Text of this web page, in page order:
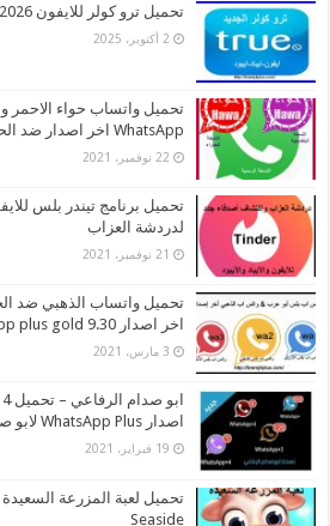
تحميل ترو كولر للايفون 2026 True Caller iphone
2 أكتوبر، 2025
WhatsApp اخر اصدار ضد الحظر الاصدار
22 نوفمبر، 2021
لدردشة العزاب
21 نوفمبر، 2021
اخر اصدار whatsapp plus gold 9.30
3 مارس، 2021
اصدار WhatsApp Plus لابو صدام
19 فبراير، 2021
Seaside